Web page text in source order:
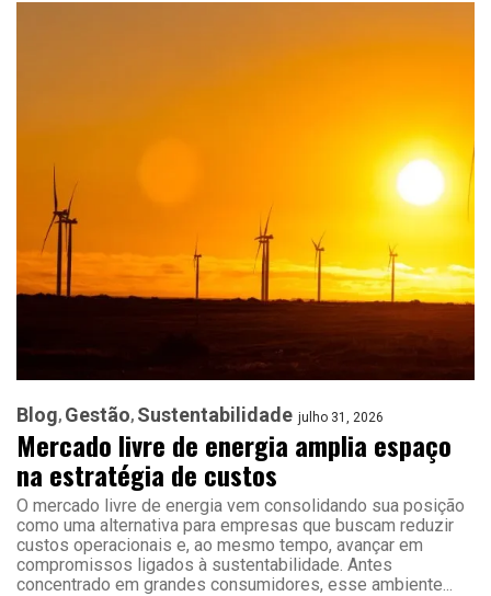
Blog Gestão Sustentabilidade julho 31, 2026
Mercado livre de energia amplia espaço
na estratégia de custos
O mercado livre de energia vem consolidando sua posição
como uma alternativa para empresas que buscam reduzir
custos operacionais e, ao mesmo tempo, avançar em
compromissos ligados à sustentabilidade. Antes
concentrado em grandes consumidores, esse ambiente